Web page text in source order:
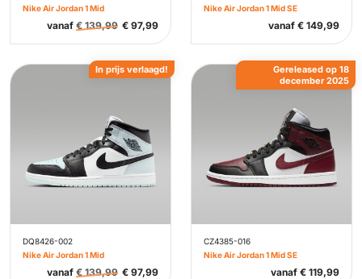
Nike Air Jordan 1 Mid
vanaf €139,99 € 97,99
Nike Air Jordan 1 Mid SE
vanaf € 149,99
DQ8426-002
Nike Air Jordan 1 Mid
vanaf €139,99 € 97,99
In prijs verlaagd!
CZ4385-016
Nike Air Jordan 1 Mid SE
vanaf € 119,99
Gereleased op 18
december 2025